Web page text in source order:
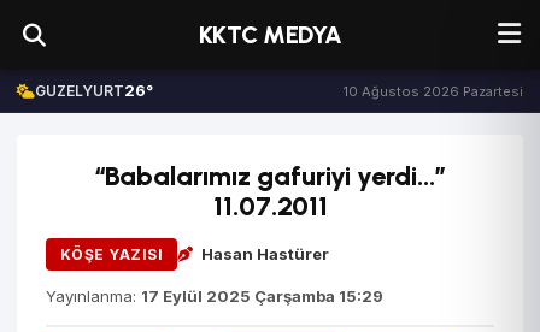
KKTC MEDYA
GUZELYURT26° 10 Ağustos 2026 Pazartesi
“Babalarımız gafuriyi yerdi...”
11.07.2011
KÖŞE YAZISI Hasan Hastürer
Yayınlanma: 17 Eylül 2025 Çarşamba 15:29